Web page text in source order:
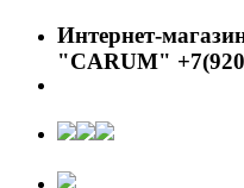
Интернет-
"CARUM"